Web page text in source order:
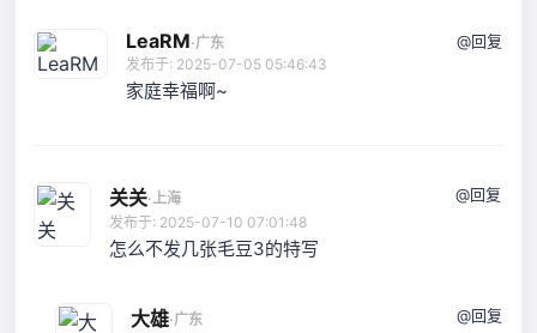
LeaRM·广东
发布于: 2025-07-05 05:46:43
家庭幸福啊~
@回复
关关·上海
发布于: 2025-07-10 07:01:48
怎么不发几张毛豆3的特写
@回复
大雄·广东
@回复